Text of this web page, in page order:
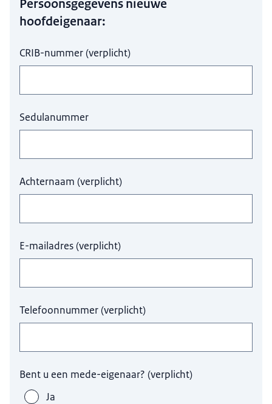
Persoonsgegevens nieuwe
hoofdeigenaar:
CRIB-nummer(verplicht)
Sedulanummer
Achternaam (verplicht)
E-mailadres(verplicht)
Telefoonnummer(verplicht)
Bent u een mede-eigenaar? (verplicht)
Ja